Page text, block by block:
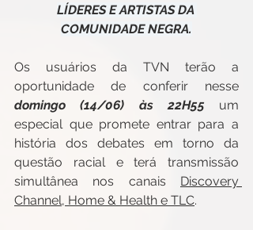
LÍDERES E ARTISTAS DA
COMUNIDADE NEGRA.
Os usuários da TVN terão a
domingo (14/06) às 22H55 um
especial que promete entrar para a
história dos debates em torno da
questão racial e terá transmissão
simultânea nos canais Discovery
Channel, Home & Health e TLC.